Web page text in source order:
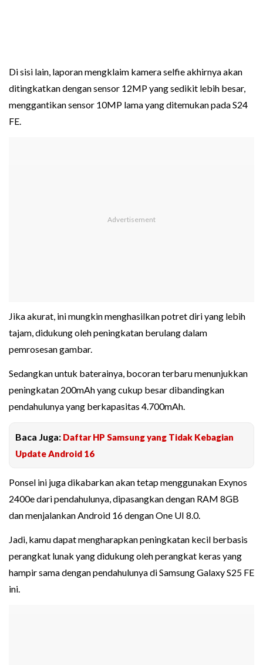
Di sisi lain, laporan mengklaim kamera selfie akhirnya akan
ditingkatkan dengan sensor 12MP yang sedikit lebih besar,
menggantikan sensor 10MP lama yang ditemukan pada S24
FE.
Jika akurat, ini mungkin menghasilkan potret diri yang lebih
tajam, didukung oleh peningkatan berulang dalam
pemrosesan gambar.
Sedangkan untuk baterainya, bocoran terbaru menunjukkan
peningkatan 200mAh yang cukup besar dibandingkan
pendahulunya yang berkapasitas 4.700mAh.
Baca Juga: Daftar HP Samsung yang Tidak Kebagian
Update Android 16
Ponsel ini juga dikabarkan akan tetap menggunakan Exynos
2400e dari pendahulunya, dipasangkan dengan RAM 8GB
dan menjalankan Android 16 dengan One UI 8.0.
Jadi, kamu dapat mengharapkan peningkatan kecil berbasis
perangkat lunak yang didukung oleh perangkat keras yang
hampir sama dengan pendahulunya di Samsung Galaxy S25 FE
ini.